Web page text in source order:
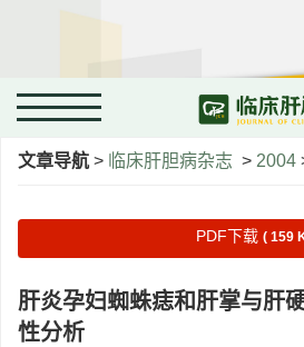
文章导航 > 临床肝胆病杂志 > 2004
PDF下载 ( 159
肝炎孕妇蜘蛛痣和肝掌与肝
性分析